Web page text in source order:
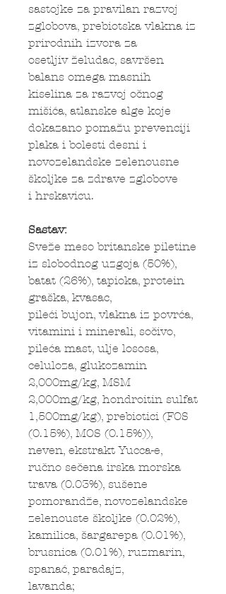
sastojke za pravilan razvoj
zglobova, prebiotska vlakna iz
prirodnih izvora za
osetljiv želudac, savršen
balans omega masnih
kiselina za razvoj očnog
mišića, atlanske alge koje
dokazano pomažu prevenciji
plaka i bolesti desni i
novozelandske zelenousne
školjke za zdrave zglobove
i hrskavicu.
Sastav:
Sveže meso britanske piletine
iz slobodnog uzgoja (50%),
batat (26%), tapioka, protein
graška, kvasac,
pileći bujon, vlakna iz povrća,
vitamini i minerali, sočivo,
pileća mast, ulje lososa,
celuloza, glukozamin
2,000mg/kg, MSM
2,000mg/kg, hondroitin sulfat
1,500mg/kg), prebiotici (FOS
(0.15%), MOS (0.15%)),
neven, ekstrakt Yucca-e,
ručno sečena irska morska
trava (0.03%), sušene
pomorandže, novozelandske
zelenouste školjke (0.02%),
kamilica, šargarepa (0.01%),
brusnica (0.01%), ruzmarin,
spanać, paradajz,
lavanda;